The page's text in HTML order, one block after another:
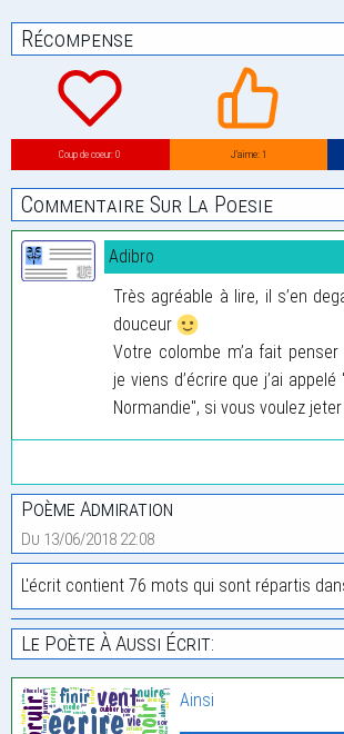
Récompense
Coup de coeur: 0 J’aime: 1
Commentaire Sur La Poesie
Adibro
Très agréable à lire, il s’en
douceur
Votre colombe m’a fait
je viens d’écrire que j’ai
Normandie", si vous voulez
Poème Admiration
Du 13/06/2018 22:08
L'écrit contient 76 mots qui sont répartis
Le Poète À Aussi Écrit:
Ainsi